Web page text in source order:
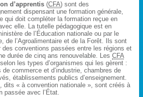
d’apprentis (CFA) sont des
dispensant une formation générale,
qui doit compléter la formation reçue en
elle. La tutelle pédagogique est en
de l’Éducation nationale ou par le
de l’Agroalimentaire et de la Forêt. Ils sont
des conventions passées entre les régions et
durée de cinq ans renouvelable. LesCFA
les types d’organismes qui les gèrent :
commerce et d’industrie, chambres de
établissements publics d’enseignement.
, dits « à convention nationale », sont créés à
passée avec l’État.